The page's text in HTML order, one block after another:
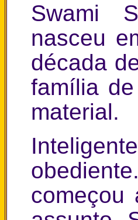
Swami
nasceu
década
família
material.
começou